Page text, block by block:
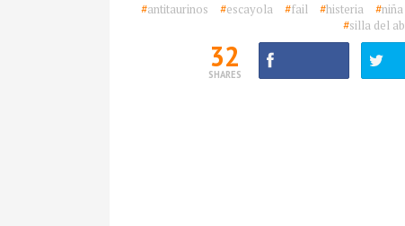
#antitaurinos #escayola #fail #histeria #niña
#silla del
32
SHARES